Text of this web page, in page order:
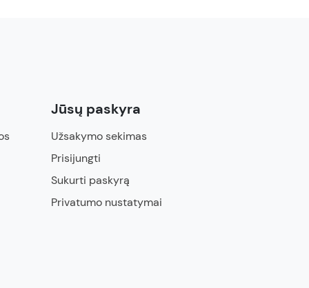
Jūsų paskyra
Užsakymo sekimas
Prisijungti
Sukurti paskyrą
Privatumo nustatymai